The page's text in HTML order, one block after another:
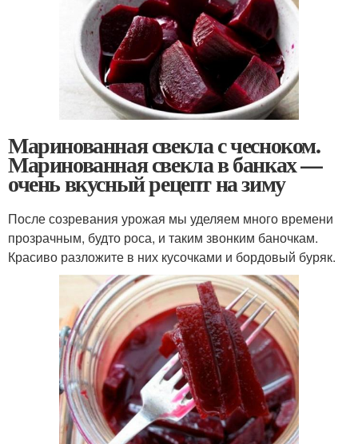
Маринованная свекла с чесноком.
Маринованная свекла в банках —
очень вкусный рецепт на зиму
После созревания урожая мы уделяем много времени
прозрачным, будто роса, и таким звонким баночкам.
Красиво разложите в них кусочками и бордовый буряк.